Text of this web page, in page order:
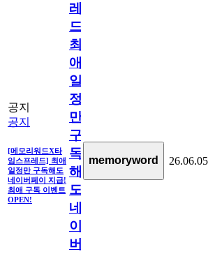
공지
공지
[메모리워드X타
임스프레드] 최애
일정만 구독해도
네이버페이 지급!
최애 구독 이벤트
OPEN!
레
드]
최
애
일
정
만
구
독
해
도
네
이
버
memoryword 26.06.05